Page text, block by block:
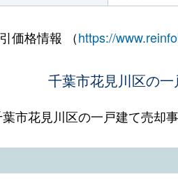
価格情報 （https://
千葉市花見川区の一
市花見川区の一戸建て売却事